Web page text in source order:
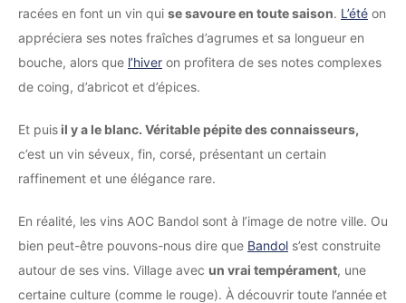
racées en font un vin qui se savoure en toute saison. L’été on
appréciera ses notes fraîches d’agrumes et sa longueur en
bouche, alors que l’hiver on profitera de ses notes complexes
de coing, d’abricot et d’épices.
Et puisil y a le blanc. Véritable pépite des connaisseurs,
c’est un vin séveux, fin, corsé, présentant un certain
raffinement et une élégance rare.
En réalité, les vins AOC Bandol sont à l’image de notre ville. Ou
bien peut-être pouvons-nous dire que Bandol s’est construite
autour de ses vins. Village avec un vrai tempérament, une
certaine culture (comme le rouge). À découvrir toute l’annéeet